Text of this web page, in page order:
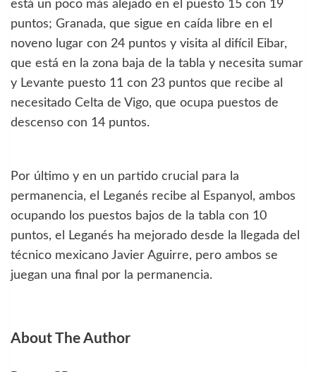
está un poco más alejado en el puesto 15 con 19
puntos; Granada, que sigue en caída libre en el
noveno lugar con 24 puntos y visita al difícil Eibar,
que está en la zona baja de la tabla y necesita sumar
y Levante puesto 11 con 23 puntos que recibe al
necesitado Celta de Vigo, que ocupa puestos de
descenso con 14 puntos.
Por último y en un partido crucial para la
permanencia, el Leganés recibe al Espanyol, ambos
ocupando los puestos bajos de la tabla con 10
puntos, el Leganés ha mejorado desde la llegada del
técnico mexicano Javier Aguirre, pero ambos se
juegan una final por la permanencia.
About The Author